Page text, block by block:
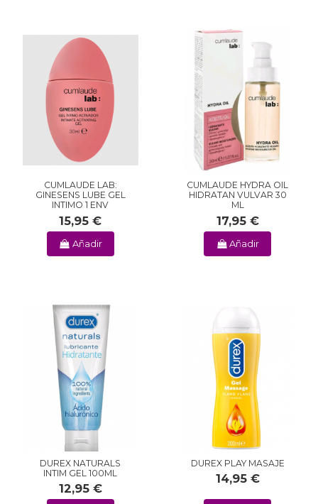
CUMLAUDE LAB:
GINESENS LUBE GEL
INTIMO 1 ENV
15,95 €
Añadir
CUMLAUDE HYDRA OIL
HIDRATAN VULVAR 30
ML
17,95 €
Añadir
DUREX NATURALS
INTIM GEL 100ML
12,95 €
DUREX PLAY MASAJE
14,95 €